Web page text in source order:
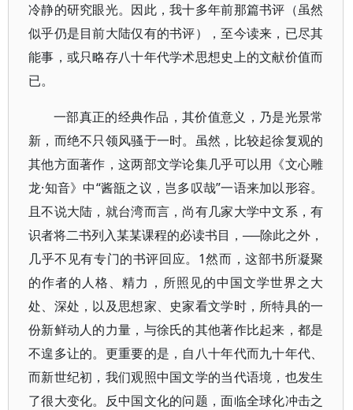
冷静的研究眼光。因此，我十多年前那篇书评（虽然
似乎仍是目前大陆仅有的书评），至今读来，已尽其
能事，或只略存八十年代学术思想史上的文献价值而
已。
一部真正的经典作品，其价值意义，乃是光景常
新，而绝不只领风骚于一时。虽然，比较起徐复观的
其他方面著作，这两部文学论集几乎可以用《文心雕
龙·知音》中“酱瓿之议，岂多叹哉”一语来加以形容。
且不说大陆，就台湾而言，尚有几家大学中文系，有
识者将二书列入某某课程的必读书目，──除此之外，
几乎不见有专门的书评回应。1然而，这部书所凝聚
的作者的人格、精力，所照见的中国文学世界之大
处、深处，以及思想家、史家看文学时，所特具的一
份新鲜动人的力量，与徐氏的其他著作比起来，都是
不遑多让的。更重要的是，自八十年代而九十年代、
而新世纪初，我们观照中国文学的当代语境，也发生
了很大变化。反中国文化的问题，面临全球化冲击之